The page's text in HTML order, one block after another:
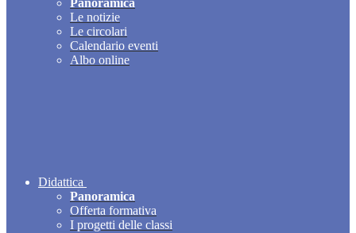
Panoramica
Le notizie
Le circolari
Calendario eventi
Albo online
Didattica
Panoramica
Offerta formativa
I progetti delle classi